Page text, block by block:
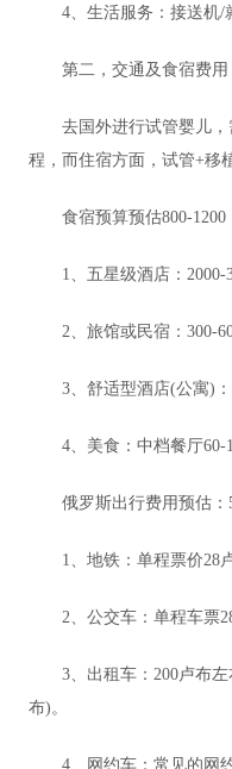
4、生活服务：接送机/
第二，交通及食宿费用
去国外进行试管婴儿
程，而住宿方面，试管+移
食宿预算预估800-1200
1、五星级酒店：2000-
2、旅馆或民宿：300-
3、舒适型酒店(公寓)：
4、美食：中档餐厅60-
俄罗斯出行费用预估：
1、地铁：单程票价28
2、公交车：单程车票
3、出租车：200卢布
布)。
4、网约车：常见的网